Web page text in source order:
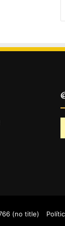
(no title)